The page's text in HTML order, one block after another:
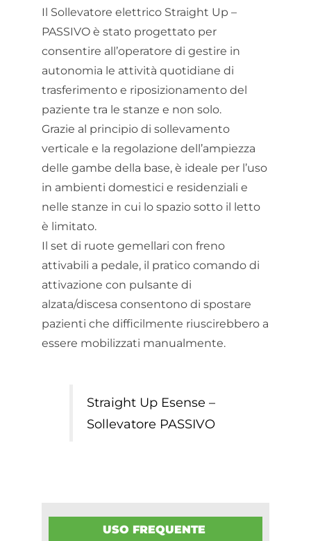
Il Sollevatore elettrico Straight Up –
PASSIVO è stato progettato per
consentire all’operatore di gestire in
autonomia le attività quotidiane di
trasferimento e riposizionamento del
paziente tra le stanze e non solo.
Grazie al principio di sollevamento
verticale e la regolazione dell’ampiezza
delle gambe della base, è ideale per l’uso
in ambienti domestici e residenziali e
nelle stanze in cui lo spazio sotto il letto
è limitato.
Il set di ruote gemellari con freno
attivabili a pedale, il pratico comando di
attivazione con pulsante di
alzata/discesa consentono di spostare
pazienti che difficilmente riuscirebbero a
essere mobilizzati manualmente.
Straight Up Esense –
Sollevatore PASSIVO
USO FREQUENTE